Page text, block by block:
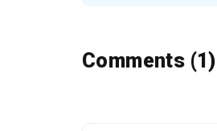
Comments (1)